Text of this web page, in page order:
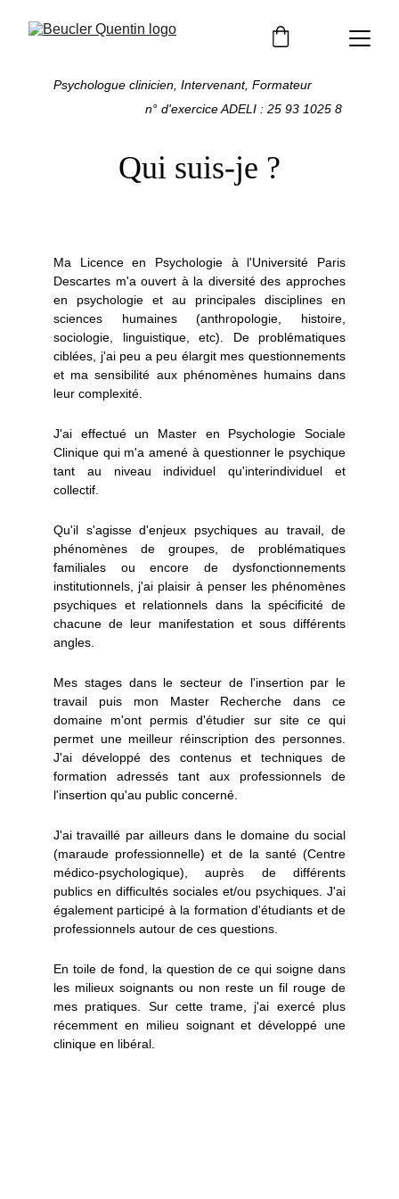
Psychologue clinicien, Intervenant, Formateur
n° d'exercice ADELI : 25 93 1025 8
Ma Licence en Psychologie à l'Université Paris
Descartes m'a ouvert à la diversité des approches
en psychologie et au principales disciplines en
sciences humaines (anthropologie, histoire,
sociologie, linguistique, etc). De problématiques
ciblées, j'ai peu a peu élargit mes questionnements
et ma sensibilité aux phénomènes humains dans
leur complexité.
J'ai effectué un Master en Psychologie Sociale
Clinique qui m'a amené à questionner le psychique
tant au niveau individuel qu'interindividuel et
collectif.
Qu'il s'agisse d'enjeux psychiques au travail, de
phénomènes de groupes, de problématiques
familiales ou encore de dysfonctionnements
institutionnels, j'ai plaisir à penser les phénomènes
psychiques et relationnels dans la spécificité de
chacune de leur manifestation et sous différents
angles.
Mes stages dans le secteur de l'insertion par le
travail puis mon Master Recherche dans ce
domaine m'ont permis d'étudier sur site ce qui
permet une meilleur réinscription des personnes.
J'ai développé des contenus et techniques de
formation adressés tant aux professionnels de
l'insertion qu'au public concerné.
J'ai travaillé par ailleurs dans le domaine du social
(maraude professionnelle) et de la santé (Centre
médico-psychologique), auprès de différents
publics en difficultés sociales et/ou psychiques. J'ai
également participé à la formation d'étudiants et de
professionnels autour de ces questions.
En toile de fond, la question de ce qui soigne dans
les milieux soignants ou non reste un fil rouge de
mes pratiques. Sur cette trame, j'ai exercé plus
récemment en milieu soignant et développé une
clinique en libéral.
Qui suis-je ?